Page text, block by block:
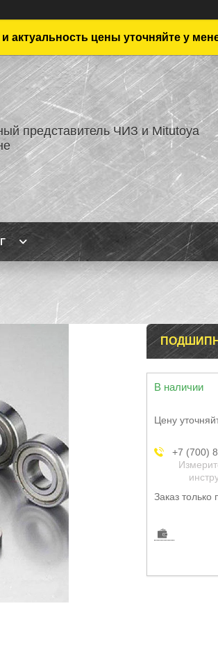
актуальность цены уточняйте у
представитель ЧИЗ и Mitutoya
В наличии
Цену
+7 (700)
Заказ